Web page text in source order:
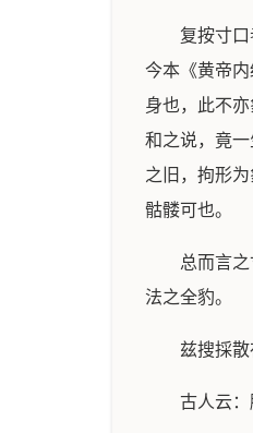
复按寸
今本《黄帝
身也，此不
和之说，竟
之旧，拘形
骷髅可也。
总而言
法之全豹。
兹搜採
古人云